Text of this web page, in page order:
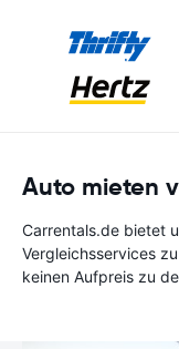
Auto mieten
Carrentals.de bietet
Vergleichsservices
keinen Aufpreis zu